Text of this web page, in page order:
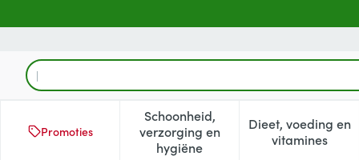
Product, merk, categorie...
Promoties
Schoonheid,
verzorging en
hygiëne
Toon submenu voor
Dieet, voeding en
vitamines
Toon